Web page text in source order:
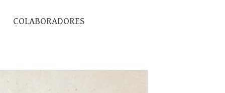
COLABORADORES